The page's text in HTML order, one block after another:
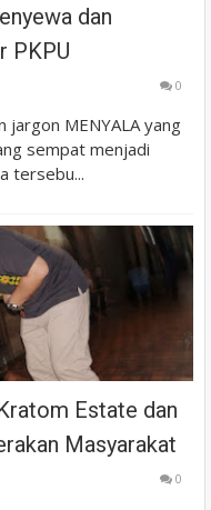
dan
PKPU
0
jargon MENYALA yang
sempat menjadi
tersebu...
Estate dan
Masyarakat
0